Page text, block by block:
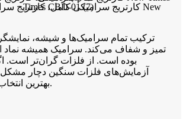
ترکیب تمام سرامیک‌ها و شیشه،
تمیز و شفاف می‌کند. سرامیک همیشه نماد
بوده است. از فلزات گران‌تر است.
آزمایش‌های فلزات سنگین دچار
بهترین انتخاب شما خواهد بود.